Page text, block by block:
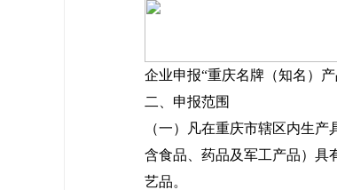
企业申报“重庆名牌（知名）产
二、申报范围
（一）凡在重庆市辖区内生
含食品、药品及军工产品）具
艺品。